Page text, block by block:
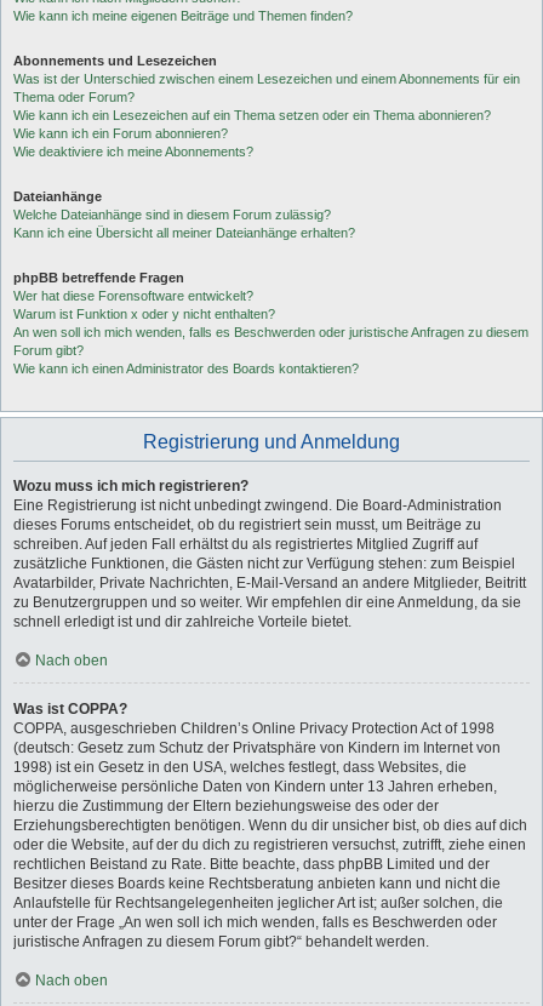
Wie kann ich meine eigenen Beiträge und Themen finden?
Abonnements und Lesezeichen
Was ist der Unterschied zwischen einem Lesezeichen und einem Abonnements für ein
Thema oder Forum?
Wie kann ich ein Lesezeichen auf ein Thema setzen oder ein Thema abonnieren?
Wie kann ich ein Forum abonnieren?
Wie deaktiviere ich meine Abonnements?
Dateianhänge
Welche Dateianhänge sind in diesem Forum zulässig?
Kann ich eine Übersicht all meiner Dateianhänge erhalten?
phpBB betreffende Fragen
Wer hat diese Forensoftware entwickelt?
Warum ist Funktion x oder y nicht enthalten?
An wen soll ich mich wenden, falls es Beschwerden oder juristische Anfragen zu diesem
Forum gibt?
Wie kann ich einen Administrator des Boards kontaktieren?
Registrierung und Anmeldung
Wozu muss ich mich registrieren?
Eine Registrierung ist nicht unbedingt zwingend. Die Board-Administration
dieses Forums entscheidet, ob du registriert sein musst, um Beiträge zu
schreiben. Auf jeden Fall erhältst du als registriertes Mitglied Zugriff auf
zusätzliche Funktionen, die Gästen nicht zur Verfügung stehen: zum Beispiel
Avatarbilder, Private Nachrichten, E-Mail-Versand an andere Mitglieder, Beitritt
zu Benutzergruppen und so weiter. Wir empfehlen dir eine Anmeldung, da sie
schnell erledigt ist und dir zahlreiche Vorteile bietet.
Nach oben
Was ist COPPA?
COPPA, ausgeschrieben Children’s Online Privacy Protection Act of 1998
(deutsch: Gesetz zum Schutz der Privatsphäre von Kindern im Internet von
1998) ist ein Gesetz in den USA, welches festlegt, dass Websites, die
möglicherweise persönliche Daten von Kindern unter 13 Jahren erheben,
hierzu die Zustimmung der Eltern beziehungsweise des oder der
Erziehungsberechtigten benötigen. Wenn du dir unsicher bist, ob dies auf dich
oder die Website, auf der du dich zu registrieren versuchst, zutrifft, ziehe einen
rechtlichen Beistand zu Rate. Bitte beachte, dass phpBB Limited und der
Besitzer dieses Boards keine Rechtsberatung anbieten kann und nicht die
Anlaufstelle für Rechtsangelegenheiten jeglicher Art ist; außer solchen, die
unter der Frage „An wen soll ich mich wenden, falls es Beschwerden oder
juristische Anfragen zu diesem Forum gibt?“ behandelt werden.
Nach oben